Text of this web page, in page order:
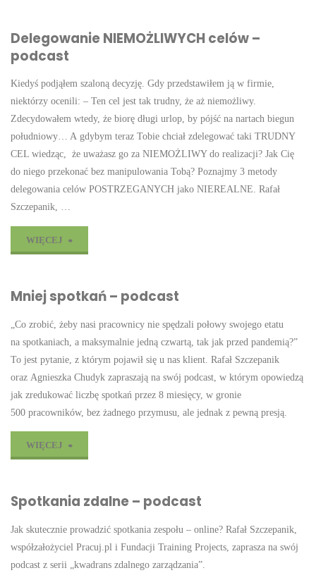
w atak
Delegowanie NIEMOŻLIWYCH celów –
podcast
Kiedyś podjąłem szaloną decyzję. Gdy przedstawiłem ją w firmie,
niektórzy ocenili: – Ten cel jest tak trudny, że aż niemożliwy.
Zdecydowałem wtedy, że biorę długi urlop, by pójść na nartach biegun
południowy… A gdybym teraz Tobie chciał zdelegować taki TRUDNY
CEL wiedząc, że uważasz go za NIEMOŻLIWY do realizacji? Jak Cię
do niego przekonać bez manipulowania Tobą? Poznajmy 3 metody
delegowania celów POSTRZEGANYCH jako NIEREALNE. Rafał
Szczepanik, …
WIĘCEJ "Delegowanie
celów
–
Mniej spotkań – podcast
„Co zrobić, żeby nasi pracownicy nie spędzali połowy swojego etatu
na spotkaniach, a maksymalnie jedną czwartą, tak jak przed pandemią?”
To jest pytanie, z którym pojawił się u nas klient. Rafał Szczepanik
oraz Agnieszka Chudyk zapraszają na swój podcast, w którym opowiedzą
jak zredukować liczbę spotkań przez 8 miesięcy, w gronie
500 pracowników, bez żadnego przymusu, ale jednak z pewną presją.
WIĘCEJ "Mniej
–
podcast"
Spotkania zdalne – podcast
Jak skutecznie prowadzić spotkania zespołu – online? Rafał Szczepanik,
współzałożyciel Pracuj.pl i Fundacji Training Projects, zaprasza na swój
podcast z serii „kwadrans zdalnego zarządzania”.